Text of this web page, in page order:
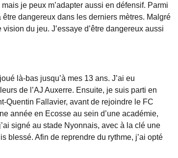
je peux m’adapter aussi en défensif. Parmi
dangereux dans les derniers mètres. Malgré
du jeu. J’essaye d’être dangereux aussi
là-bas jusqu’à mes 13 ans. J’ai eu
de l’AJ Auxerre. Ensuite, je suis parti en
Quentin Fallavier, avant de rejoindre le FC
année en Ecosse au sein d’une académie,
signé au stade Nyonnais, avec à la clé une
blessé. Afin de reprendre du rythme, j’ai opté